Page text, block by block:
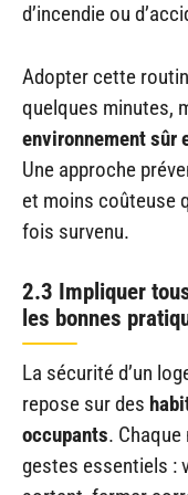
d’incendie ou
Adopter cette
quelques minutes,
environnement sûr
Une approche
et moins coûteuse
fois survenu.
2.3 Impliquer
les bonnes
La sécurité d’un
repose sur des
occupants.
gestes essentiels :